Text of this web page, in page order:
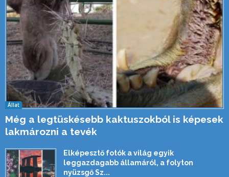
Állat
Még a legtüskésebb kaktuszokból is képesek
lakmározni a tevék
Elképesztő fotók a világ egyik
leggazdagabb államáról, a folyton
nyüzsgő Sz...